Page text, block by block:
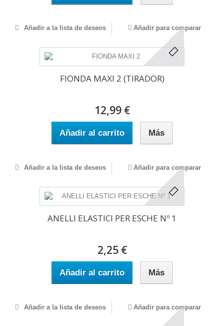
Añadir a la lista de deseos Añadir para comparar
FIONDA MAXI 2 (TIRADOR)
12,99 €
Añadir al carrito Más
Añadir a la lista de deseos Añadir para comparar
ANELLI ELASTICI PER ESCHE Nº 1
2,25 €
Añadir al carrito Más
Añadir a la lista de deseos Añadir para comparar